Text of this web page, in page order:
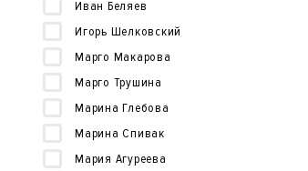
Иван Беляев
Игорь Шелковский
Марго Макарова
Марго Трушина
Марина Глебова
Марина Спивак
Мария Агуреева